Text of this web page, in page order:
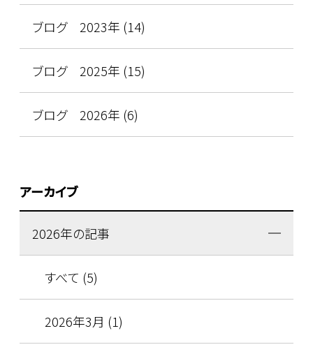
ブログ 2023年 (14)
ブログ 2025年 (15)
ブログ 2026年 (6)
アーカイブ
2026年の記事
すべて (5)
2026年3月 (1)